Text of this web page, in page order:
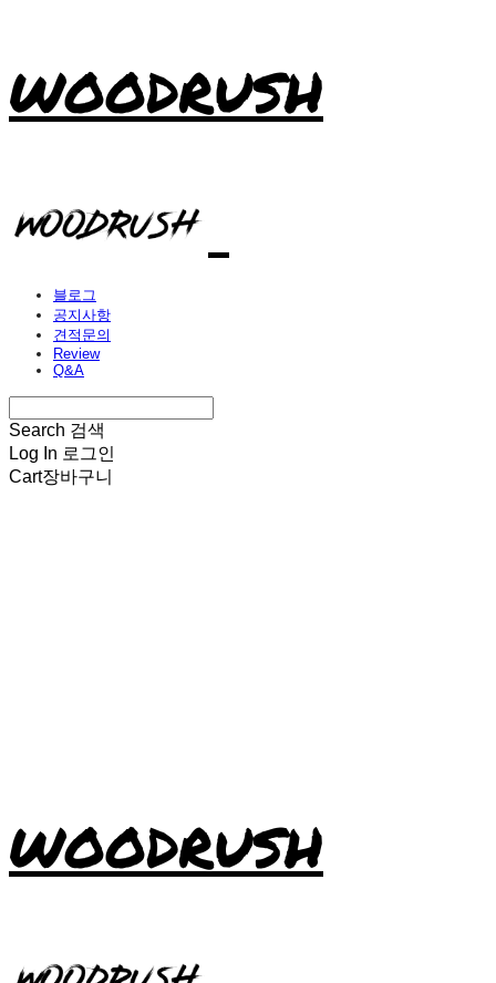
WOODRUSH
블로그
공지사항
견적문의
Review
Q&A
Search 검색
Log In 로그인
Cart장바구니
WOODRUSH